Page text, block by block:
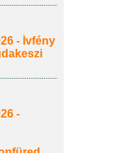
- Ívfény
-